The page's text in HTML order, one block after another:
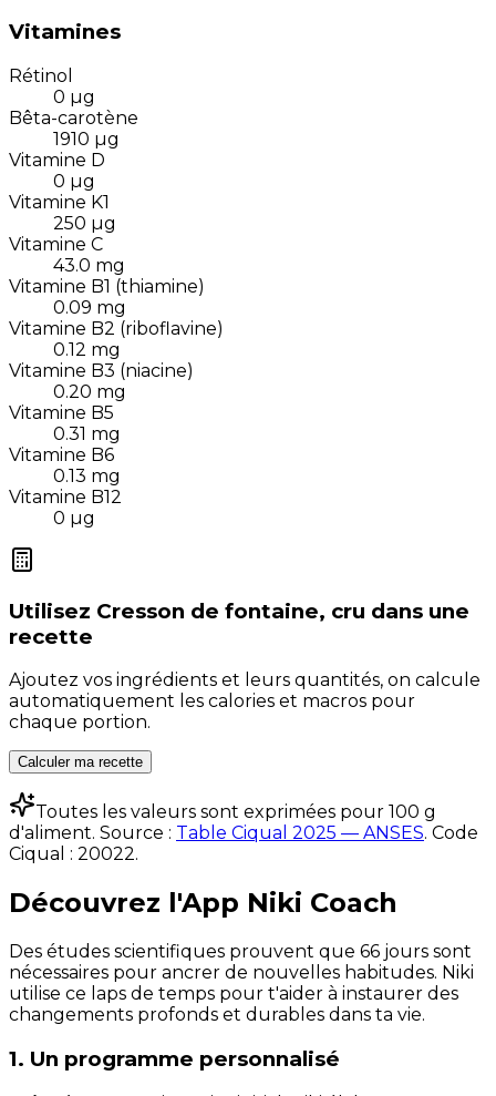
Vitamines
Rétinol
0 µg
Bêta-carotène
1910 µg
Vitamine D
0 µg
Vitamine K1
250 µg
Vitamine C
43.0 mg
Vitamine B1 (thiamine)
0.09 mg
Vitamine B2 (riboflavine)
0.12 mg
Vitamine B3 (niacine)
0.20 mg
Vitamine B5
0.31 mg
Vitamine B6
0.13 mg
Vitamine B12
0 µg
Utilisez Cresson de fontaine, cru dans une
recette
Ajoutez vos ingrédients et leurs quantités, on calcule
automatiquement les calories et macros pour
chaque portion.
Calculer ma recette
Toutes les valeurs sont exprimées pour 100 g
d'aliment. Source : Table Ciqual 2025 — ANSES. Code
Ciqual : 20022.
Découvrez l'App Niki Coach
Des études scientifiques prouvent que 66 jours sont
nécessaires pour ancrer de nouvelles habitudes. Niki
utilise ce laps de temps pour t'aider à instaurer des
changements profonds et durables dans ta vie.
1. Un programme personnalisé